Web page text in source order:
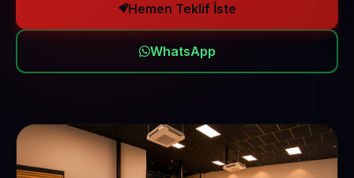
Hemen Teklif İste
WhatsApp